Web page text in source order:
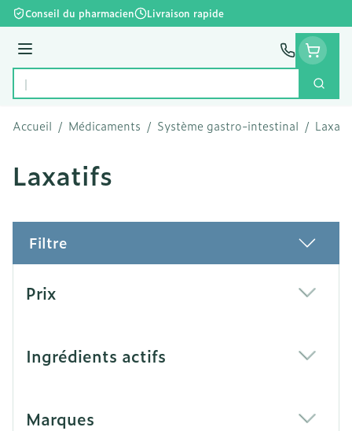
Aller au contenu
Conseil du pharmacien Livraison rapide
Menu
Rechercher
Accueil / Médicaments / Système gastro-intestinal /
Laxatifs
Filtre
Prix
Ingrédients actifs
Marques